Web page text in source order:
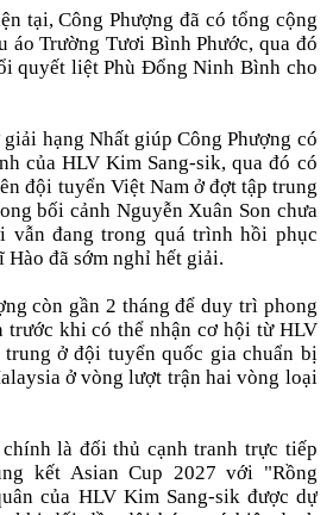
tại, Công Phượng đã có tổng cộng
áo Trường Tươi Bình Phước, qua đó
quyết liệt Phù Đổng Ninh Bình cho
hạng Nhất giúp Công Phượng có
của HLV Kim Sang-sik, qua đó có
đội tuyển Việt Nam ở đợt tập trung
bối cảnh Nguyễn Xuân Son chưa
vẫn đang trong quá trình hồi phục
đã sớm nghỉ hết giải.
còn gần 2 tháng để duy trì phong
trước khi có thể nhận cơ hội từ HLV
ở đội tuyển quốc gia chuẩn bị
ở vòng lượt trận hai vòng loại
là đối thủ cạnh tranh trực tiếp
kết Asian Cup 2027 với "Rồng
của HLV Kim Sang-sik được dự